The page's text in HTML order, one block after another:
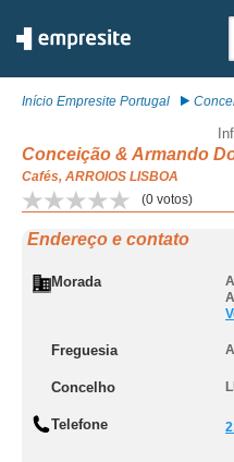
Início Empresite Portugal
Conceição & Armando
Cafés, ARROIOS LISBOA
(0 votos)
Endereço e contato
Morada
Freguesia
Concelho
Telefone